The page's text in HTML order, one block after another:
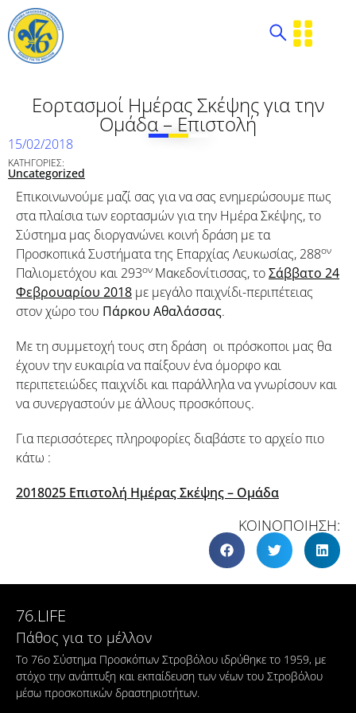
Εορτασμοί Ημέρας Σκέψης για την
Ομάδα – Επιστολή
15/02/2018
ΚΑΤΗΓΟΡΙΕΣ:
Uncategorized
Επικοινωνούμε μαζί σας για να σας ενημερώσουμε πως
στα πλαίσια των εορτασμών για την Ημέρα Σκέψης, το
Σύστημα μας διοργανώνει κοινή δράση με τα
Προσκοπικά Συστήματα της Επαρχίας Λευκωσίας, 288ον
Παλιομετόχου και 293ον Μακεδονίτισσας, τοΣάββατο 24
Φεβρουαρίου 2018 με μεγάλο παιχνίδι-περιπέτειας
στον χώρο του Πάρκου Αθαλάσσας.
Με τη συμμετοχή τους στη δράση οι πρόσκοποι μας θα
έχουν την ευκαιρία να παίξουν ένα όμορφο και
περιπετειώδες παιχνίδι και παράλληλα να γνωρίσουν και
να συνεργαστούν με άλλους προσκόπους.
Για περισσότερες πληροφορίες διαβάστε το αρχείο πιο
κάτω :
2018025 Επιστολή Ημέρας Σκέψης – Ομάδα
ΚΟΙΝΟΠΟΙΗΣΗ:
76.LIFE
Πάθος για το μέλλον
Το 76ο Σύστημα Προσκόπων Στροβόλου ιδρύθηκε το 1959, με
στόχο την ανάπτυξη και εκπαίδευση των νέων του Στροβόλου
μέσω προσκοπικών δραστηριοτήτων.